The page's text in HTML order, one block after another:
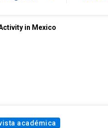
in Mexico
académica